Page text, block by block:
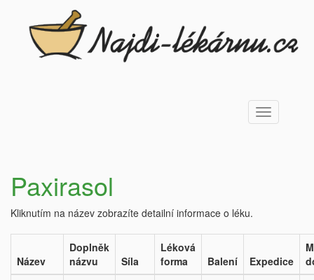
Toggle
navigation
Paxirasol
Kliknutím na název zobrazíte detailní informace o léku.
Název
Doplněk
názvu
Síla
Léková
forma
Balení Expedice